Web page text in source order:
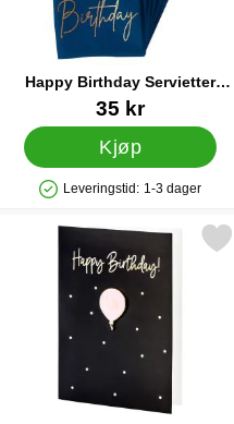
Happy Birthday Servietter
Mørkeblå
Varenummer 25900
35 kr
Kjøp
Produkttilgjengelighet: På lager
Leveringstid: 1-3 dager
Merk gratulasjonskort med